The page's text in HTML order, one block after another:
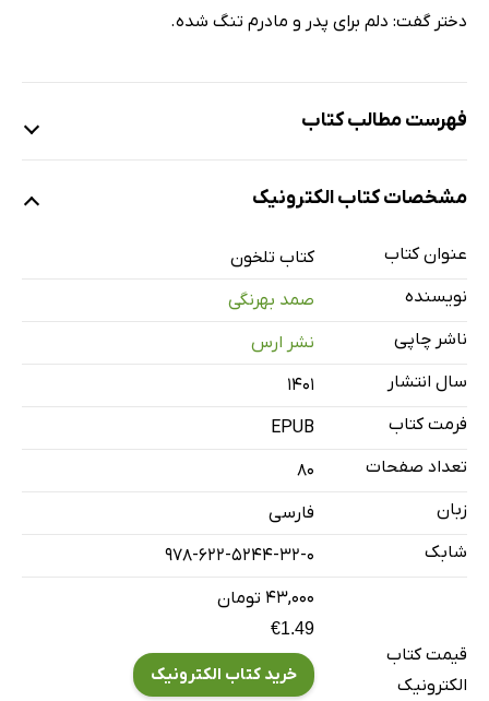
دختر‌ گفت: دلم برای پدر و مادرم تنگ شده. ‌
فهرست مطالب کتاب
عادت
آدى و بودى
به دنبال فلک
بز ریش‌سفید
گرگ و‌ گوسفند
مشخصات کتاب الکترونیک
عنوان کتاب
کتاب تلخون
نویسنده
صمد بهرنگی
ناشر چاپی
نشر ارس
سال انتشار
۱۴۰۱
فرمت کتاب
EPUB
تعداد صفحات
80
زبان
فارسی
شابک
978-622-5244-32-0
قیمت کتاب
الکترونیک
۴۳,۰۰۰ تومان
€1.49
خرید کتاب الکترونیک